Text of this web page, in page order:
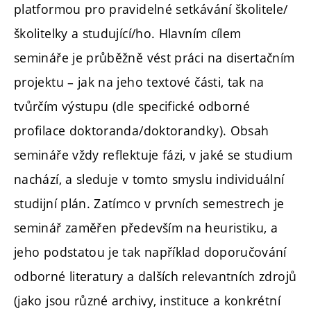
platformou pro pravidelné setkávání školitele/
školitelky a studující/ho. Hlavním cílem
semináře je průběžně vést práci na disertačním
projektu – jak na jeho textové části, tak na
tvůrčím výstupu (dle specifické odborné
profilace doktoranda/doktorandky). Obsah
semináře vždy reflektuje fázi, v jaké se studium
nachází, a sleduje v tomto smyslu individuální
studijní plán. Zatímco v prvních semestrech je
seminář zaměřen především na heuristiku, a
jeho podstatou je tak například doporučování
odborné literatury a dalších relevantních zdrojů
(jako jsou různé archivy, instituce a konkrétní